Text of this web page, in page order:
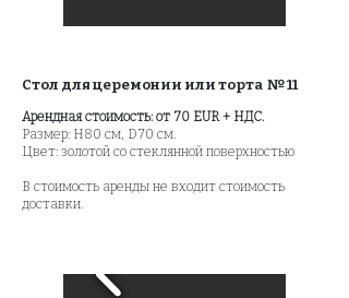
Стол для церемонии или торта № 11
Арендная стоимость: от 70 EUR + НДС.
Размер: H80 см, D70 см.
Цвет: золотой со стеклянной поверхностью
В стоимость аренды не входит стоимость
доставки.